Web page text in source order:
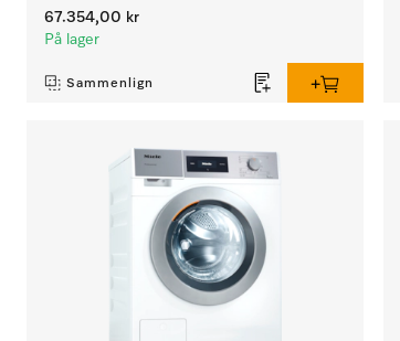
67.354,00 kr
På lager
Sammenlign